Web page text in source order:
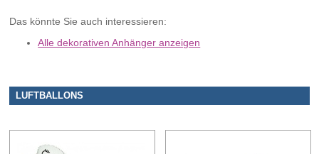
Das könnte Sie auch interessieren:
Alle dekorativen Anhänger anzeigen
LUFTBALLONS